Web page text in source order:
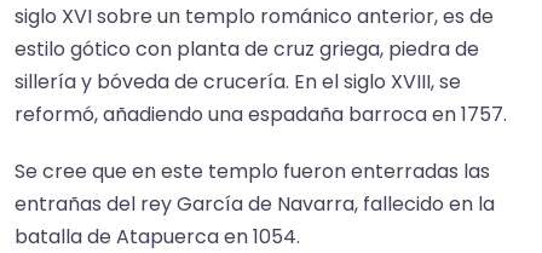
siglo XVI sobre un templo románico anterior, es de
estilo gótico con planta de cruz griega, piedra de
sillería y bóveda de crucería. En el siglo XVIII, se
reformó, añadiendo una espadaña barroca en 1757.​
Se cree que en este templo fueron enterradas las
entrañas del rey García de Navarra, fallecido en la
batalla de Atapuerca en 1054.​